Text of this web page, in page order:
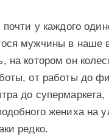
у каждого
мужчины в наше
на котором он
от работы до
до
жениха на
редко.